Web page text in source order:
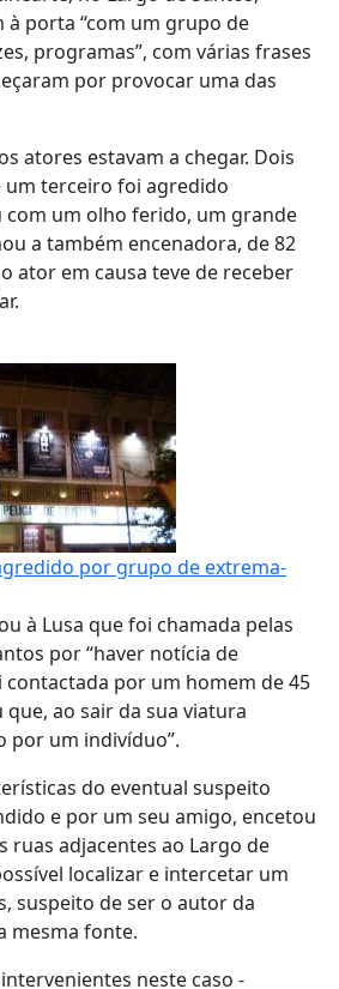
à porta “com um grupo de
programas”, com várias frases
por provocar uma das
atores estavam a chegar. Dois
terceiro foi agredido
um olho ferido, um grande
a também encenadora, de 82
ator em causa teve de receber
por grupo de extrema-
à Lusa que foi chamada pelas
por “haver notícia de
contactada por um homem de 45
ao sair da sua viatura
por um indivíduo”.
do eventual suspeito
e por um seu amigo, encetou
ruas adjacentes ao Largo de
localizar e intercetar um
suspeito de ser o autor da
mesma fonte.
neste caso -